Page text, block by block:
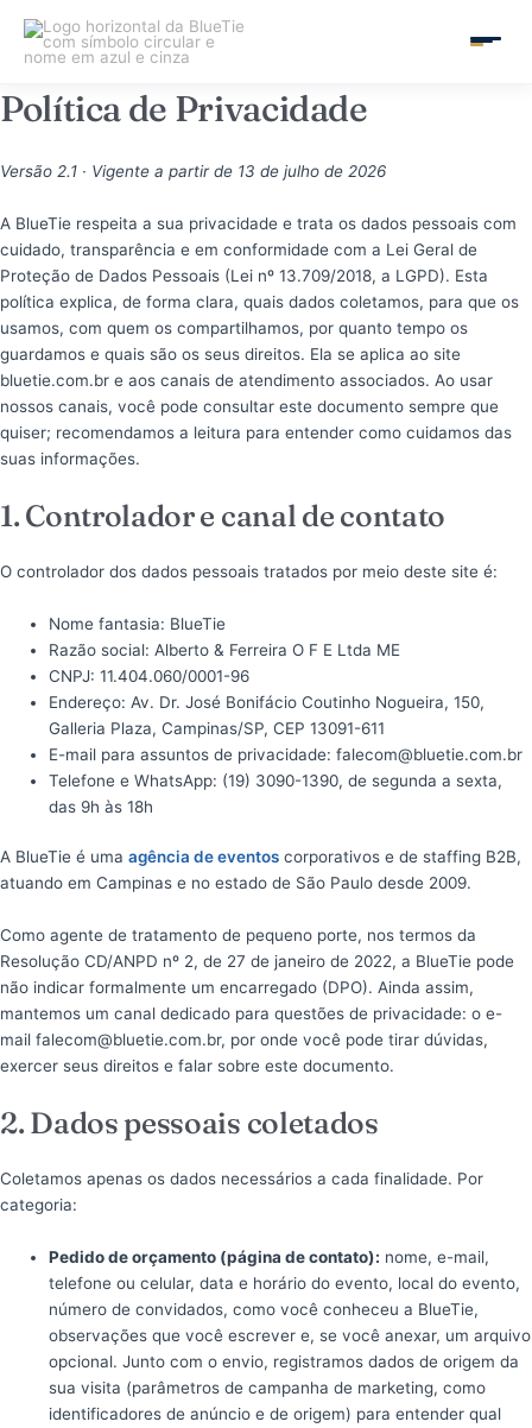
para
conteúdo
Política de Privacidade
Versão 2.1 · Vigente a partir de 13 de julho de 2026
A BlueTie respeita a sua privacidade e trata os dados pessoais com
cuidado, transparência e em conformidade com a Lei Geral de
Proteção de Dados Pessoais (Lei nº 13.709/2018, a LGPD). Esta
política explica, de forma clara, quais dados coletamos, para que os
usamos, com quem os compartilhamos, por quanto tempo os
guardamos e quais são os seus direitos. Ela se aplica ao site
bluetie.com.br e aos canais de atendimento associados. Ao usar
nossos canais, você pode consultar este documento sempre que
quiser; recomendamos a leitura para entender como cuidamos das
suas informações.
1. Controlador e canal de contato
O controlador dos dados pessoais tratados por meio deste site é:
Nome fantasia: BlueTie
Razão social: Alberto & Ferreira O F E Ltda ME
CNPJ: 11.404.060/0001-96
Endereço: Av. Dr. José Bonifácio Coutinho Nogueira, 150,
Galleria Plaza, Campinas/SP, CEP 13091-611
E-mail para assuntos de privacidade: falecom@bluetie.com.br
Telefone e WhatsApp: (19) 3090-1390, de segunda a sexta,
das 9h às 18h
A BlueTie é uma agência de eventos corporativos e de staffing B2B,
atuando em Campinas e no estado de São Paulo desde 2009.
Como agente de tratamento de pequeno porte, nos termos da
Resolução CD/ANPD nº 2, de 27 de janeiro de 2022, a BlueTie pode
não indicar formalmente um encarregado (DPO). Ainda assim,
mantemos um canal dedicado para questões de privacidade: o e-
mail falecom@bluetie.com.br, por onde você pode tirar dúvidas,
exercer seus direitos e falar sobre este documento.
2. Dados pessoais coletados
Coletamos apenas os dados necessários a cada finalidade. Por
categoria:
Pedido de orçamento (página de contato): nome, e-mail,
telefone ou celular, data e horário do evento, local do evento,
número de convidados, como você conheceu a BlueTie,
observações que você escrever e, se você anexar, um arquivo
opcional. Junto com o envio, registramos dados de origem da
sua visita (parâmetros de campanha de marketing, como
identificadores de anúncio e de origem) para entender qual